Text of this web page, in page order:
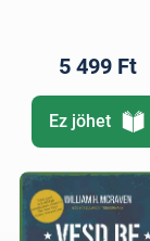
5 499 Ft
Ez jöhet